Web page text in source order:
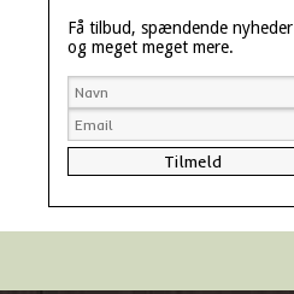
Få tilbud, spændende nyheder
og meget meget mere.